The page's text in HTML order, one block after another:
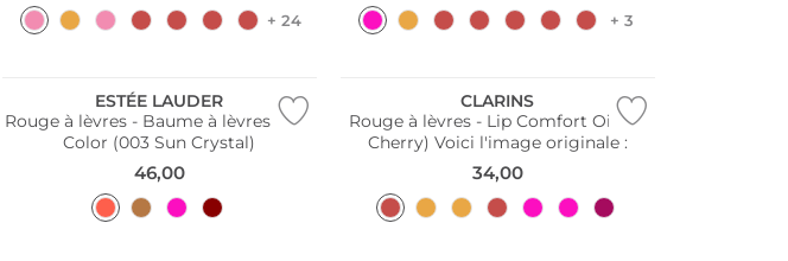
+ 24 + 3
ESTÉE LAUDER
Rouge à lèvres - Baume à lèvres Pure
Color (003 Sun Crystal)
46,00
CLARINS
Rouge à lèvres - Lip Comfort Oil (03
Cherry) Voici l'image originale :
34,00